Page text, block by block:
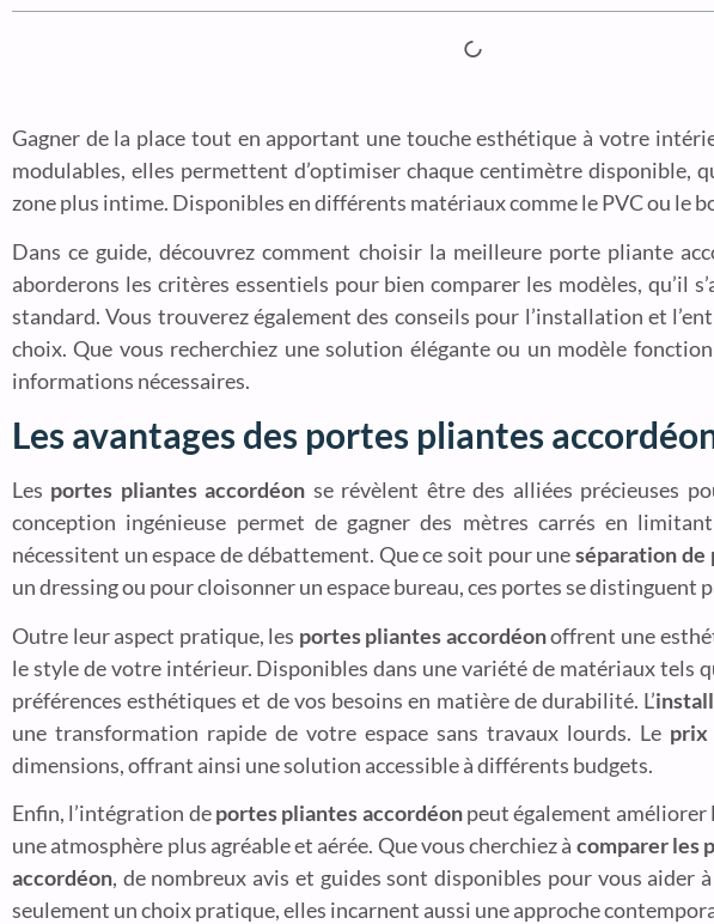
Gagner de la place tout en apportant une touche esthétique à votre
modulables, elles permettent d’optimiser chaque centimètre disponible,
zone plus intime. Disponibles en différents matériaux comme le PVC ou le
Dans ce guide, découvrez comment choisir la meilleure porte pliante
aborderons les critères essentiels pour bien comparer les modèles, qu’il
standard. Vous trouverez également des conseils pour l’installation et
choix. Que vous recherchiez une solution élégante ou un modèle
informations nécessaires.
Les avantages des portes pliantes
Les portes pliantes accordéon se révèlent être des alliées précieuses
conception ingénieuse permet de gagner des mètres carrés en
nécessitent un espace de débattement. Que ce soit pour uneséparation de
un dressing ou pour cloisonner un espace bureau, ces portes se
Outre leur aspect pratique, les portes pliantes accordéonoffrent une
le style de votre intérieur. Disponibles dans une variété de matériaux tels
préférences esthétiques et de vos besoins en matière de durabilité. L’
une transformation rapide de votre espace sans travaux lourds. Le prix
dimensions, offrant ainsi une solution accessible à différents budgets.
Enfin, l’intégration deportes pliantes accordéonpeut également améliorer
une atmosphère plus agréable et aérée. Que vous cherchiez à comparer les
accordéon, de nombreux avis et guides sont disponibles pour vous
seulement un choix pratique, elles incarnent aussi une approche